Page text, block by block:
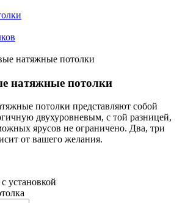
натяжные потолки
натяжные потолки
потолки представляют собой
двухуровневым, с той разницей,
ярусов не ограничено. Два, три
от вашего желания.
с установкой